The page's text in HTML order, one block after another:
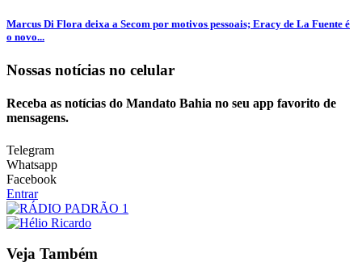
Marcus Di Flora deixa a Secom por motivos pessoais; Eracy de La Fuente é
o novo...
Nossas notícias no celular
Receba as notícias do Mandato Bahia no seu app favorito de
mensagens.
Telegram
Whatsapp
Facebook
Entrar
Veja Também